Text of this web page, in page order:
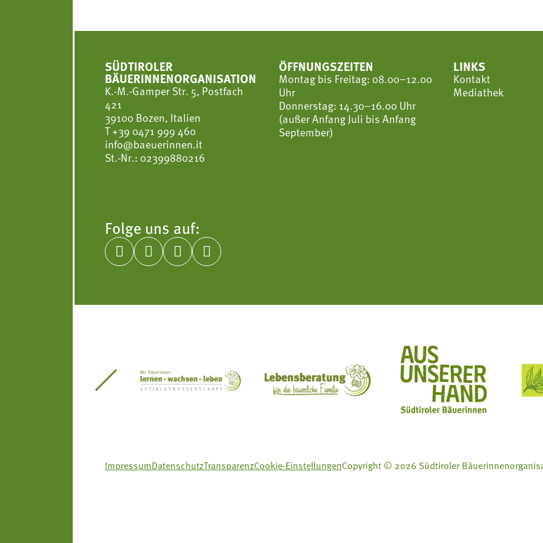
SÜDTIROLER
BÄUERINNENORGANISATION
K.-M.-Gamper Str. 5, Postfach
421
39100 Bozen, Italien
T+39 0471 999 460
info@baeuerinnen.it
St.-Nr.: 02399880216
ÖFFNUNGSZEITEN
Montag bis Freitag: 08.00–12.00
Uhr
Donnerstag: 14.30–16.00 Uhr
(außer Anfang Juli bis Anfang
September)
LINKS
Kontakt
Mediathek
Folge uns auf:
   
Südtiroler Gärtnervereinigung Sozialgenossenschaft Mit Bäuerinnen lernen - wachsen - leben
Lebensberatung für die bäuerliche Familie
Aus unserer Hand
ImpressumDatenschutzTransparenzCookie-EinstellungenCopyright © 2026 Südtiroler